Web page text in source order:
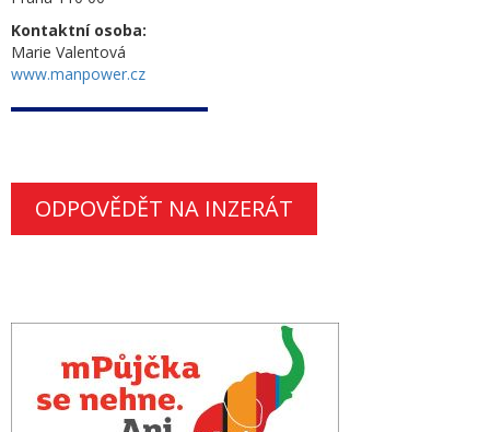
Kontaktní osoba:
Marie Valentová
www.manpower.cz
ODPOVĚDĚT NA INZERÁT